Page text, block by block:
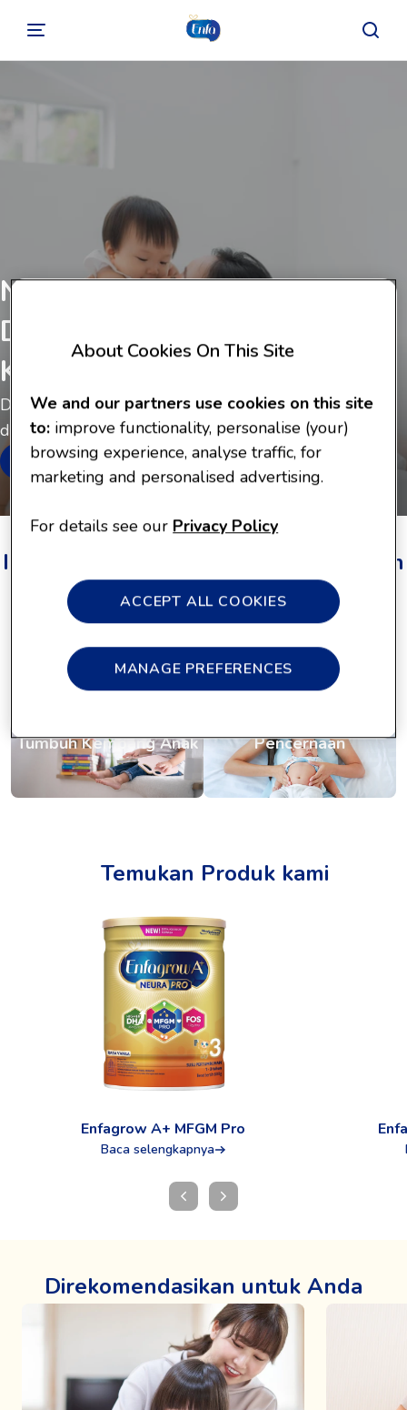
NUTRISI TEPAT UNTUK
DUKUNG HIGHER IQ SI
KECIL
Dukung Higher IQ si Kecil dengan nutrisi tepat
dari Enfagrow A+ MFGM Pro
Learn More
Informasi Usia & Tahap Perkembangan
Tumbuh Kembang Anak Pencernaan
Temukan Produk kami
Enfagrow A+ MFGM Pro
Baca selengkapnya
Direkomendasikan untuk Anda
About Cookies On This Site
We and our partners use cookies on this site
to: improve functionality, personalise (your)
browsing experience, analyse traffic, for
marketing and personalised advertising.
For details see our Privacy Policy
MANAGE PREFERENCES
ACCEPT ALL COOKIES